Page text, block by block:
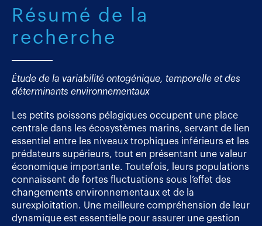
Résumé de la
recherche
Étude de la variabilité ontogénique, temporelle et des
déterminants environnementaux
Les petits poissons pélagiques occupent une place
centrale dans les écosystèmes marins, servant de lien
essentiel entre les niveaux trophiques inférieurs et les
prédateurs supérieurs, tout en présentant une valeur
économique importante. Toutefois, leurs populations
connaissent de fortes fluctuations sous l’effet des
changements environnementaux et de la
surexploitation. Une meilleure compréhension de leur
dynamique est essentielle pour assurer une gestion